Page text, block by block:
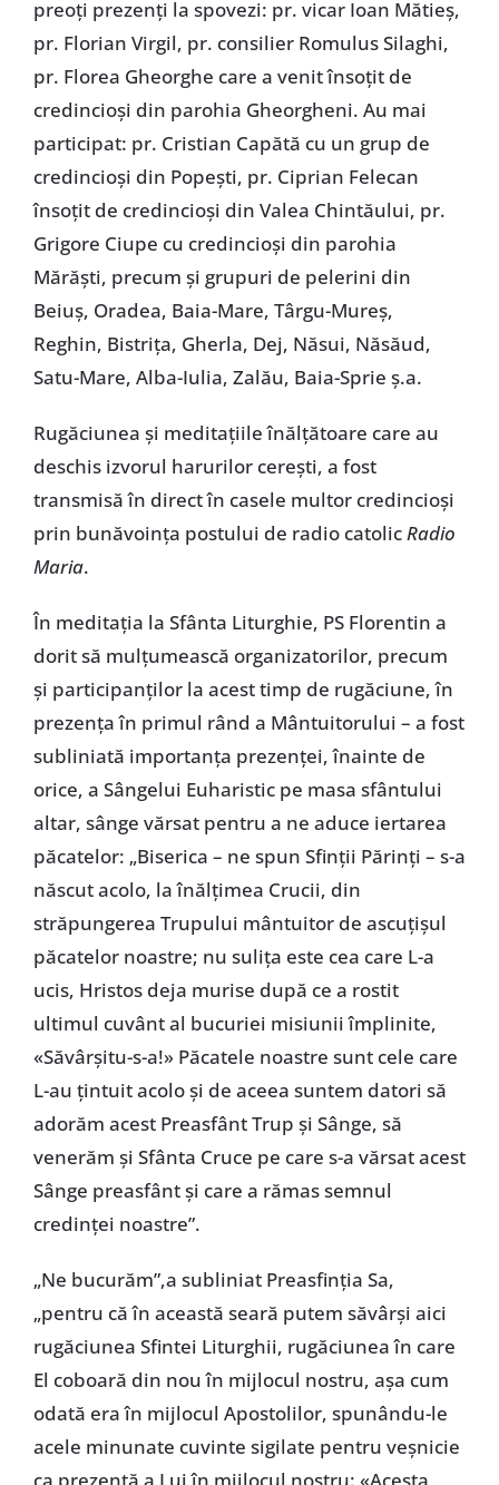
preoţi prezenţi la spovezi: pr. vicar Ioan Mătieş,
pr. Florian Virgil, pr. consilier Romulus Silaghi,
pr. Florea Gheorghe care a venit însoţit de
credincioşi din parohia Gheorgheni. Au mai
participat: pr. Cristian Capătă cu un grup de
credincioşi din Popeşti, pr. Ciprian Felecan
însoţit de credincioşi din Valea Chintăului, pr.
Grigore Ciupe cu credincioşi din parohia
Mărăşti, precum şi grupuri de pelerini din
Beiuş, Oradea, Baia-Mare, Târgu-Mureş,
Reghin, Bistriţa, Gherla, Dej, Năsui, Năsăud,
Satu-Mare, Alba-Iulia, Zalău, Baia-Sprie ş.a.
Rugăciunea şi meditaţiile înălţătoare care au
deschis izvorul harurilor cereşti, a fost
transmisă în direct în casele multor credincioşi
prin bunăvoinţa postului de radio catolicRadio
Maria.
În meditaţia la Sfânta Liturghie, PS Florentin a
dorit să mulţumească organizatorilor, precum
şi participanţilor la acest timp de rugăciune, în
prezenţa în primul rând a Mântuitorului – a fost
subliniată importanţa prezenţei, înainte de
orice, a Sângelui Euharistic pe masa sfântului
altar, sânge vărsat pentru a ne aduce iertarea
păcatelor: „Biserica – ne spun Sfinţii Părinţi – s-a
născut acolo, la înălţimea Crucii, din
străpungerea Trupului mântuitor de ascuţişul
păcatelor noastre; nu suliţa este cea care L-a
ucis, Hristos deja murise după ce a rostit
ultimul cuvânt al bucuriei misiunii împlinite,
«Săvârşitu-s-a!» Păcatele noastre sunt cele care
L-au ţintuit acolo şi de aceea suntem datori să
adorăm acest Preasfânt Trup şi Sânge, să
venerăm şi Sfânta Cruce pe care s-a vărsat acest
Sânge preasfânt şi care a rămas semnul
credinţei noastre”.
„Ne bucurăm”,a subliniat Preasfinţia Sa,
„pentru că în această seară putem săvârşi aici
rugăciunea Sfintei Liturghii, rugăciunea în care
El coboară din nou în mijlocul nostru, aşa cum
odată era în mijlocul Apostolilor, spunându-le
acele minunate cuvinte sigilate pentru veşnicie
ca prezenţă a Lui în mijlocul nostru: «Acesta